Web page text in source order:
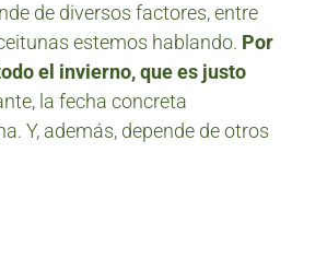
de diversos factores, entre
estemos hablando. Por
el invierno, que es justo
la fecha concreta
Y, además, depende de otros